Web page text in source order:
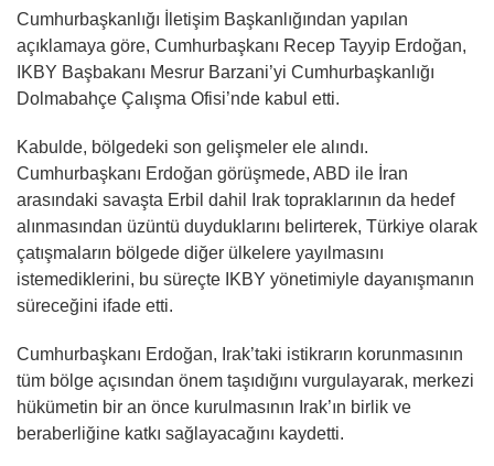
Cumhurbaşkanlığı İletişim Başkanlığından yapılan
açıklamaya göre, Cumhurbaşkanı Recep Tayyip Erdoğan,
IKBY Başbakanı Mesrur Barzani’yi Cumhurbaşkanlığı
Dolmabahçe Çalışma Ofisi’nde kabul etti.
Kabulde, bölgedeki son gelişmeler ele alındı.
Cumhurbaşkanı Erdoğan görüşmede, ABD ile İran
arasındaki savaşta Erbil dahil Irak topraklarının da hedef
alınmasından üzüntü duyduklarını belirterek, Türkiye olarak
çatışmaların bölgede diğer ülkelere yayılmasını
istemediklerini, bu süreçte IKBY yönetimiyle dayanışmanın
süreceğini ifade etti.
Cumhurbaşkanı Erdoğan, Irak’taki istikrarın korunmasının
tüm bölge açısından önem taşıdığını vurgulayarak, merkezi
hükümetin bir an önce kurulmasının Irak’ın birlik ve
beraberliğine katkı sağlayacağını kaydetti.